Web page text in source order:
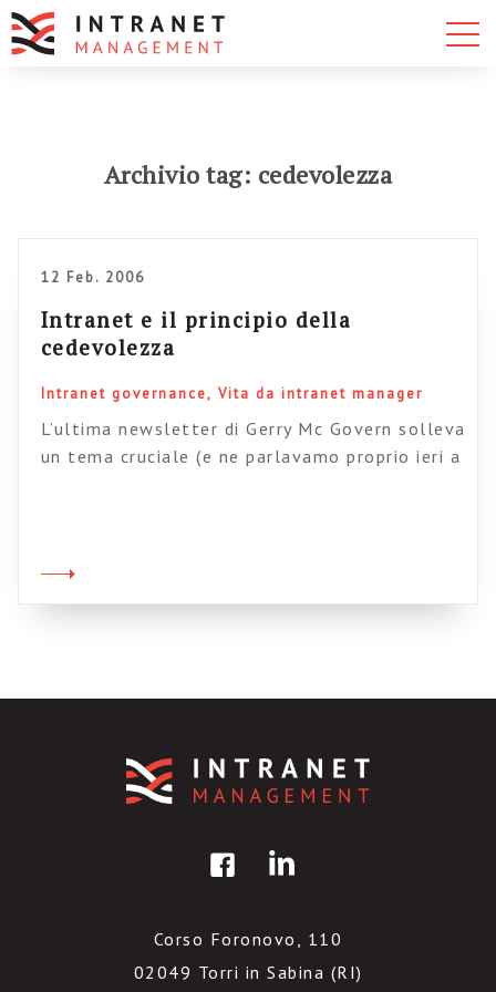
Archivio tag: cedevolezza
12 Feb. 2006
Intranet e il principio della
cedevolezza
Intranet governance Vita da intranet manager
L’ultima newsletter di Gerry Mc Govern solleva
un tema cruciale (e ne parlavamo proprio ieri a
pensate che questa cosa riguardi solo i siti
Corso Foronovo, 110
02049 Torri in Sabina (RI)